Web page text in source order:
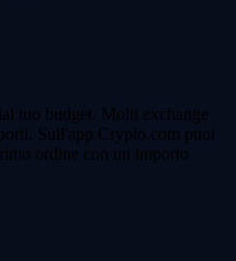
tuo budget. Molti exchange
Sull'app Crypto.com puoi
ordine con un importo